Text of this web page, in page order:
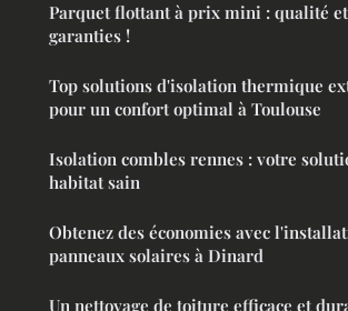
Parquet flottant à prix mini : qualité
garanties !
Top solutions d'isolation thermique
pour un confort optimal à Toulouse
Isolation combles rennes : votre
habitat sain
Obtenez des économies avec
panneaux solaires à Dinard
Un nettoyage de toiture efficace et